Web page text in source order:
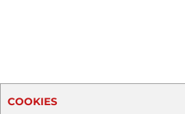
COOKIES